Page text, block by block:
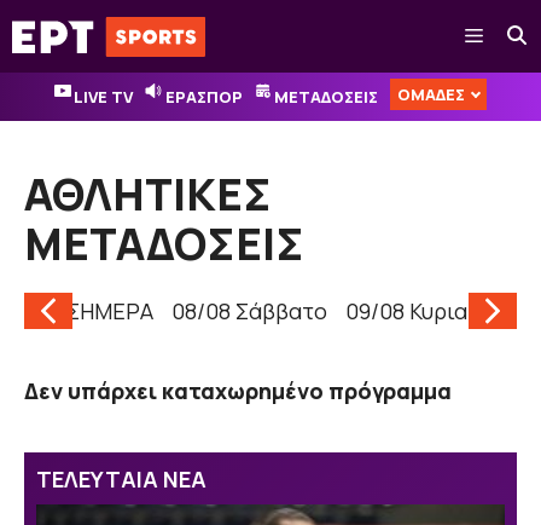
Μετάβαση
σε
περιεχόμενο
Μενού
LIVE TV ΕΡΑΣΠΟΡ ΜΕΤΑΔΟΣΕΙΣ ΟΜΑΔΕΣ
ΑΘΛΗΤΙΚΕΣ
ΜΕΤΑΔΟΣΕΙΣ
ΣΗΜΕΡΑ 08/08 Σάββατο 09/08 Κυριακή
Δεν υπάρχει καταχωρημένο πρόγραμμα
ΤΕΛΕΥΤΑΙΑ ΝΕΑ